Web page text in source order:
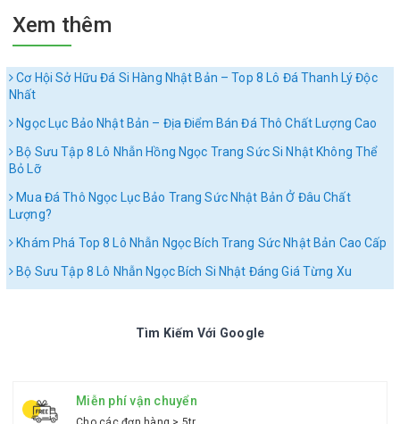
Xem thêm
Cơ Hội Sở Hữu Đá Si Hàng Nhật Bản – Top 8 Lô Đá Thanh Lý Độc
Nhất
Ngọc Lục Bảo Nhật Bản – Địa Điểm Bán Đá Thô Chất Lượng Cao
Bộ Sưu Tập 8 Lô Nhẫn Hồng Ngọc Trang Sức Si Nhật Không Thể
Bỏ Lỡ
Mua Đá Thô Ngọc Lục Bảo Trang Sức Nhật Bản Ở Đâu Chất
Lượng?
Khám Phá Top 8 Lô Nhẫn Ngọc Bích Trang Sức Nhật Bản Cao Cấp
Bộ Sưu Tập 8 Lô Nhẫn Ngọc Bích Si Nhật Đáng Giá Từng Xu
Tìm Kiếm Với Google
Miễn phí vận chuyển